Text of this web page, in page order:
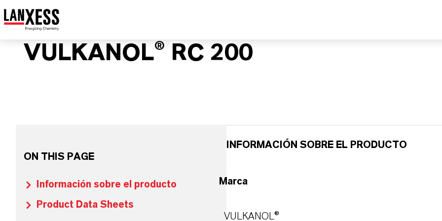
VULKANOL® RC 200
ON THIS PAGE
Información sobre el producto
Product Data Sheets
INFORMACIÓN SOBRE EL PRODUCTO
Marca
VULKANOL®